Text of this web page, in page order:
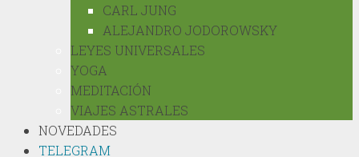
CARL JUNG
ALEJANDRO JODOROWSKY
LEYES UNIVERSALES
YOGA
MEDITACIÓN
VIAJES ASTRALES
NOVEDADES
TELEGRAM